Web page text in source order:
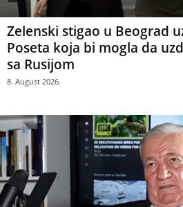
Zelenski stigao u Beograd
Poseta koja bi mogla da
sa Rusijom
8. August 2026.